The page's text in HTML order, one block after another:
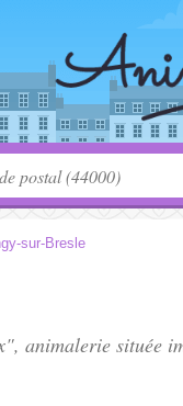
sur-Bresle
animalerie située